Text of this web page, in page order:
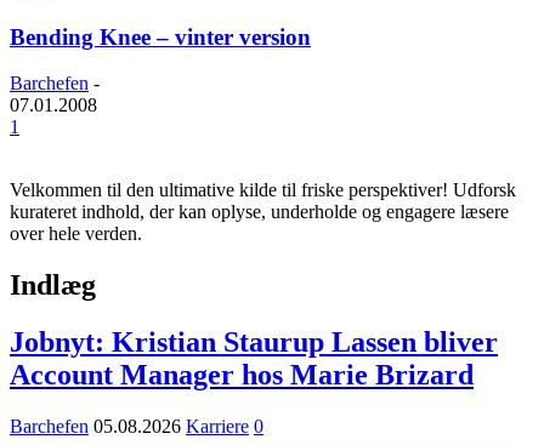
Bending Knee – vinter version
Barchefen -
07.01.2008
1
Velkommen til den ultimative kilde til friske perspektiver! Udforsk
kurateret indhold, der kan oplyse, underholde og engagere læsere
over hele verden.
Indlæg
Jobnyt: Kristian Staurup Lassen bliver
Account Manager hos Marie Brizard
Barchefen 05.08.2026 Karriere 0